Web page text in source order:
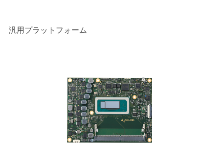
汎用プラットフォーム